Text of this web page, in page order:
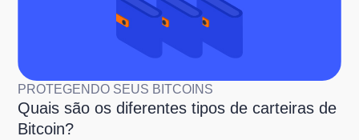
PROTEGENDO SEUS BITCOINS
Quais são os diferentes tipos de carteiras de
Bitcoin?